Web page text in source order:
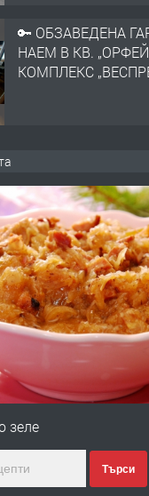
🔑 ОБЗАВЕДЕНА
НАЕМ В КВ.
КОМПЛЕКС
АПАРТАМЕНТ В
ХАСКОВО
Давам гараж под
№4120 Магазин/
градската градина!
зеле
Търси